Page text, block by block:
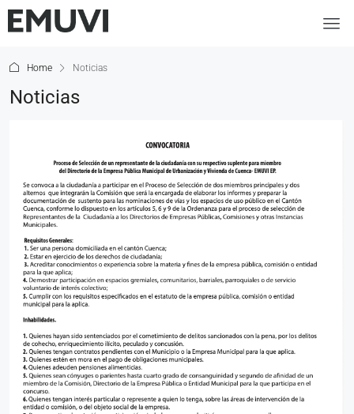
Home Noticias
Noticias